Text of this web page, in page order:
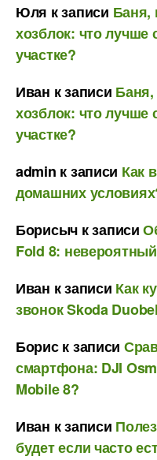
Юля к записи Баня,
хозблок: что
участке?
Иван к записи Баня,
хозблок: что
участке?
admin к записи Как
домашних
Борисыч к записи
Fold 8:
Иван к записи Как
звонок Skoda
Бориск записи
смартфона: DJI
Mobile 8?
Иван к записи
будет если часто